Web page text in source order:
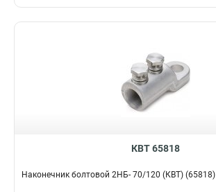
КВТ 65818
Наконечник болтовой 2НБ- 70/120 (КВТ) (65818)